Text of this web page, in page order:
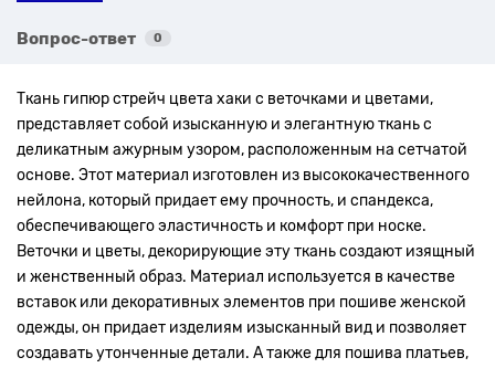
Вопрос-ответ 0
Ткань гипюр стрейч цвета хаки с веточками и цветами,
представляет собой изысканную и элегантную ткань с
деликатным ажурным узором, расположенным на сетчатой
основе. Этот материал изготовлен из высококачественного
нейлона, который придает ему прочность, и спандекса,
обеспечивающего эластичность и комфорт при носке.
Веточки и цветы, декорирующие эту ткань создают изящный
и женственный образ. Материал используется в качестве
вставок или декоративных элементов при пошиве женской
одежды, он придает изделиям изысканный вид и позволяет
создавать утонченные детали. А также для пошива платьев,